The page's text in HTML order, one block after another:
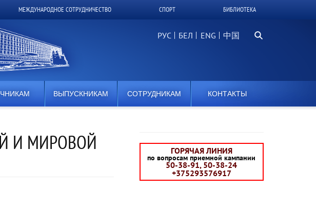
МЕЖДУНАРОДНОЕ СОТРУДНИЧЕСТВО СПОРТ БИБЛИОТЕКА
РУС БЕЛ 中国 Поиск...
ВЫПУСКНИКАМ СОТРУДНИКАМ КОНТАКТЫ
И МИРОВОЙ
ГОРЯЧАЯ ЛИНИЯ
по вопросам приемной кампании
50-38-91, 50-38-24
+375293576917